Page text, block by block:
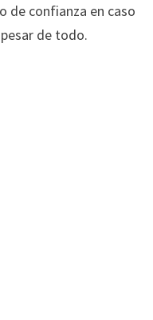
de confianza en caso
de todo.